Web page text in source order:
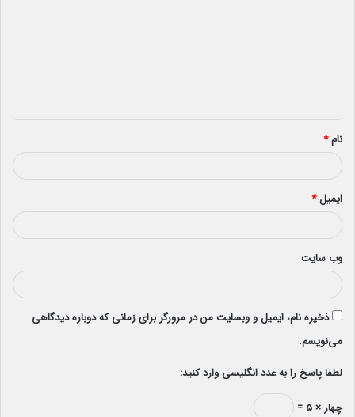
*
نام*
ایمیل*
وب‌ سایت
ذخیره نام، ایمیل و وبسایت من در مرورگر برای زمانی که دوباره دیدگاهی
می‌نویسم.
لطفا پاسخ را به عدد انگلیسی وارد کنید:
چهار × ۵ =